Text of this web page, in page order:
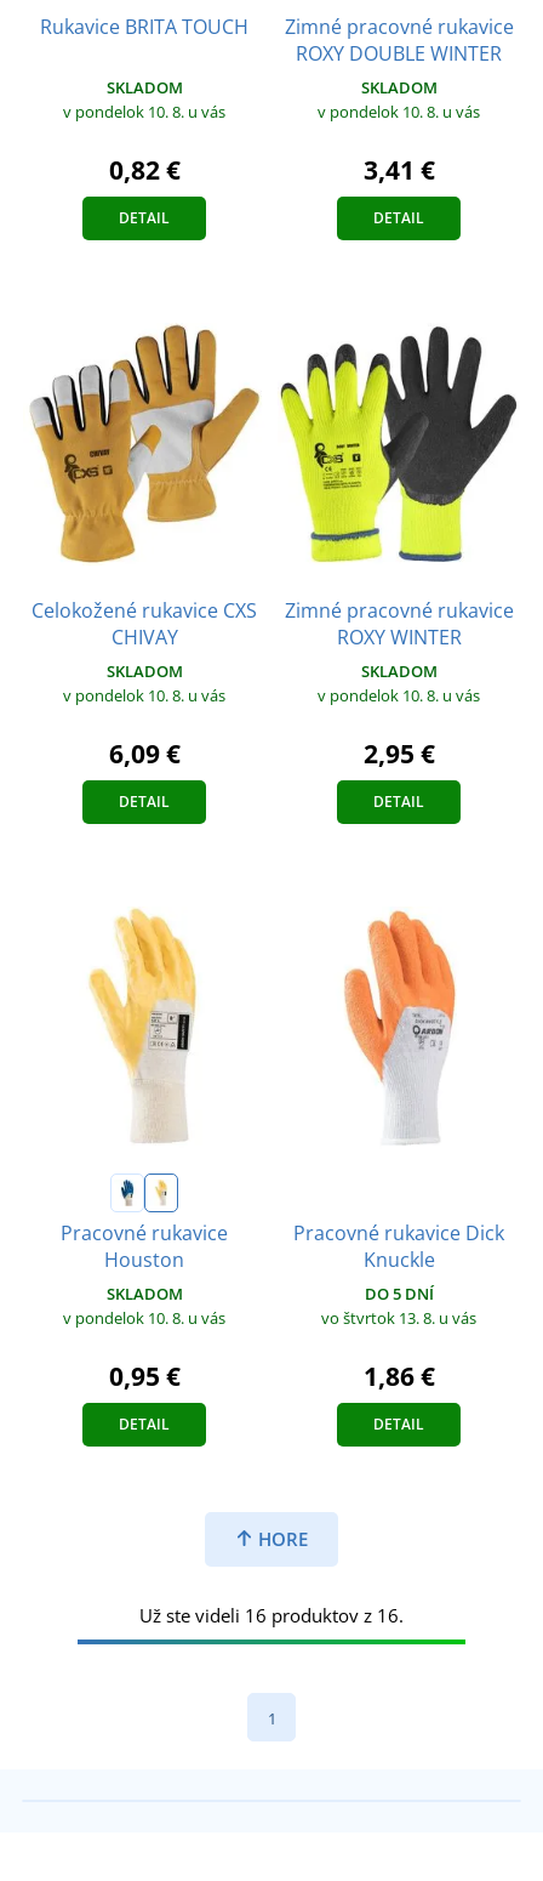
Rukavice BRITA TOUCH
SKLADOM
v pondelok 10. 8. u vás
0,82 €
DETAIL
Zimné pracovné rukavice
ROXY DOUBLE WINTER
SKLADOM
v pondelok 10. 8. u vás
3,41 €
DETAIL
Celokožené rukavice CXS
CHIVAY
SKLADOM
v pondelok 10. 8. u vás
6,09 €
DETAIL
Zimné pracovné rukavice
ROXY WINTER
SKLADOM
v pondelok 10. 8. u vás
2,95 €
DETAIL
Pracovné rukavice
Houston
SKLADOM
v pondelok 10. 8. u vás
0,95 €
DETAIL
Pracovné rukavice Dick
Knuckle
DO 5 DNÍ
vo štvrtok 13. 8. u vás
1,86 €
DETAIL
HORE
Už ste videli 16 produktov z 16.
1